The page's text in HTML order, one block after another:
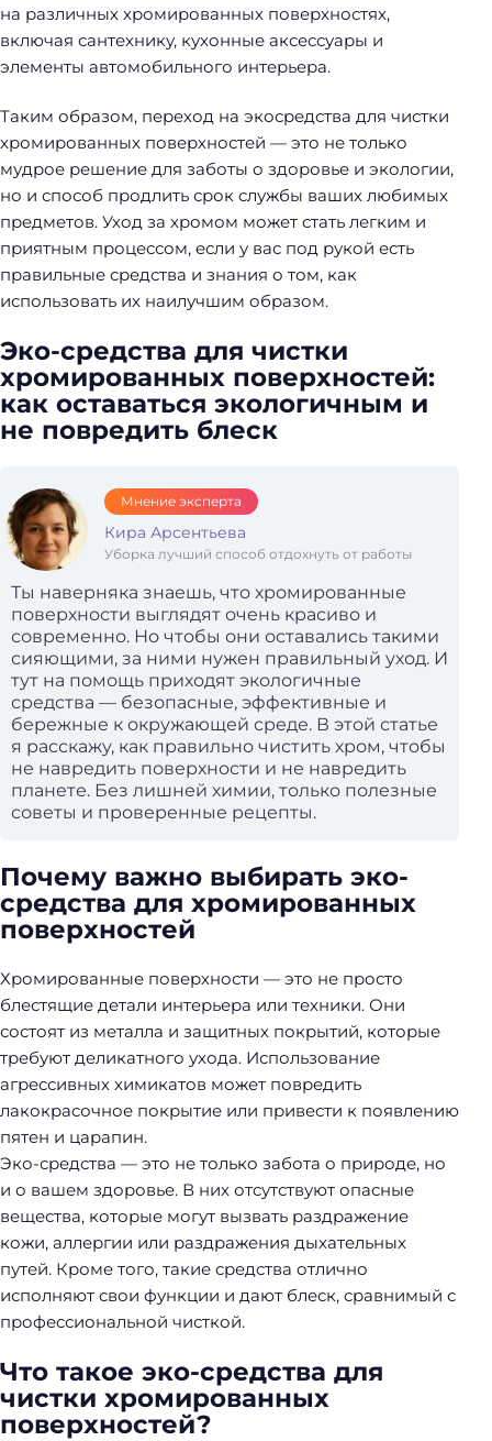
на различных хромированных поверхностях,
включая сантехнику, кухонные аксессуары и
элементы автомобильного интерьера.
Таким образом, переход на экосредства для чистки
хромированных поверхностей — это не только
мудрое решение для заботы о здоровье и экологии,
но и способ продлить срок службы ваших любимых
предметов. Уход за хромом может стать легким и
приятным процессом, если у вас под рукой есть
правильные средства и знания о том, как
использовать их наилучшим образом.
Эко-средства для чистки
хромированных поверхностей:
как оставаться экологичным и
не повредить блеск
Мнение эксперта
Кира Арсентьева
Уборка лучший способ отдохнуть от работы
Ты наверняка знаешь, что хромированные
поверхности выглядят очень красиво и
современно. Но чтобы они оставались такими
сияющими, за ними нужен правильный уход. И
тут на помощь приходят экологичные
средства — безопасные, эффективные и
бережные к окружающей среде. В этой статье
я расскажу, как правильно чистить хром, чтобы
не навредить поверхности и не навредить
планете. Без лишней химии, только полезные
советы и проверенные рецепты.
Почему важно выбирать эко-
средства для хромированных
поверхностей
Хромированные поверхности — это не просто
блестящие детали интерьера или техники. Они
состоят из металла и защитных покрытий, которые
требуют деликатного ухода. Использование
агрессивных химикатов может повредить
лакокрасочное покрытие или привести к появлению
пятен и царапин.
Эко-средства — это не только забота о природе, но
и о вашем здоровье. В них отсутствуют опасные
вещества, которые могут вызвать раздражение
кожи, аллергии или раздражения дыхательных
путей. Кроме того, такие средства отлично
исполняют свои функции и дают блеск, сравнимый с
профессиональной чисткой.
Что такое эко-средства для
чистки хромированных
поверхностей?